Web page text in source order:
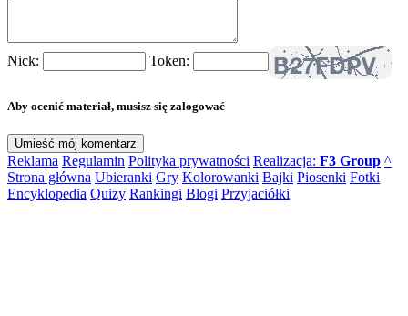
Nick: Token:
Aby ocenić materiał, musisz się zalogować
Reklama Regulamin Polityka prywatności Realizacja: F3 Group ^
Strona główna Ubieranki Gry Kolorowanki Bajki Piosenki Fotki
Encyklopedia Quizy Rankingi Blogi Przyjaciółki